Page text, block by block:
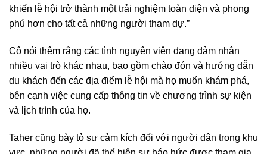
khiến lễ hội trở thành một trải nghiệm toàn diện và phong
phú hơn cho tất cả những người tham dự.”
Cô nói thêm rằng các tình nguyện viên đang đảm nhận
nhiều vai trò khác nhau, bao gồm chào đón và hướng dẫn
du khách đến các địa điểm lễ hội mà họ muốn khám phá,
bên cạnh việc cung cấp thông tin về chương trình sự kiện
và lịch trình của họ.
Taher cũng bày tỏ sự cảm kích đối với người dân trong khu